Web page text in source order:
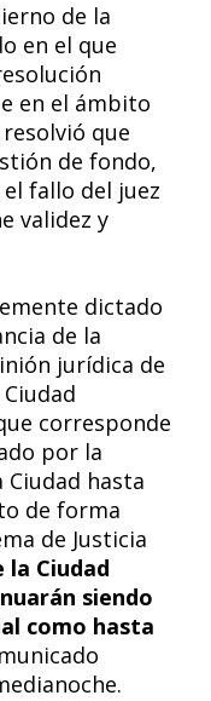
de la
en el que
en el ámbito
que
de fondo,
fallo del juez
validez y
dictado
de la
jurídica de
corresponde
por la
Ciudad hasta
de forma
de Justicia
la Ciudad
siendo
como hasta